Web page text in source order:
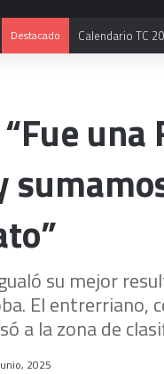
Destacado Calendario TC
su mejor
El entrerriano,
a la zona de
2025